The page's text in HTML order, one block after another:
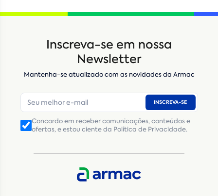
Inscreva-se em nossa
Newsletter
Mantenha-se atualizado com as novidades da Armac
INSCREVA-SE
Concordo em receber comunicações, conteúdos e
ofertas, e estou ciente da Política de Privacidade.
Locação Compra de seminovos
E-mail*
Número de telefone
CNPJ Inscrição Estadual(Produtor Rural)
CNPJ da empresa/ CPF - Produtor rural*